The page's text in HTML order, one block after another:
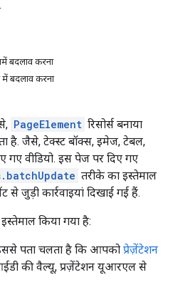
बदलाव करना
में बदलाव करना
PageElement रिसोर्स बनाया
है. जैसे, टेक्स्ट बॉक्स, इमेज, टेबल,
वीडियो. इस पेज पर दिए गए
तरीके का इस्तेमाल
जुड़ी कार्रवाइयां दिखाई गई हैं.
किया गया है:
पता चलता है कि आपको प्रेज़ेंटेशन
की वैल्यू, प्रज़ेंटेशन यूआरएल से